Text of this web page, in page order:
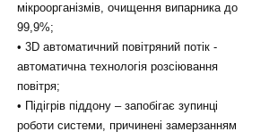
мікроорганізмів, очищення випарника до
99,9%;
• 3D автоматичний повітряний потік -
автоматична технологія розсіювання
повітря;
• Підігрів піддону – запобігає зупинці
роботи системи, причинені замерзанням